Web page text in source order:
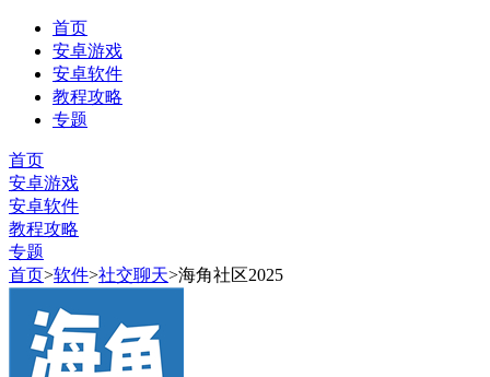
首页
安卓游戏
安卓软件
教程攻略
专题
首页
安卓游戏
安卓软件
教程攻略
专题
首页>软件>社交聊天>海角社区2025